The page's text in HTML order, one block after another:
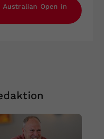
Australian Open in